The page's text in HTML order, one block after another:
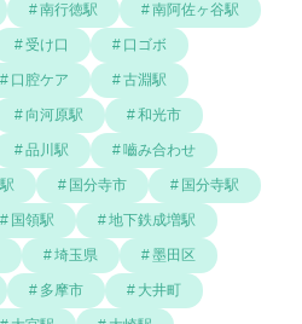
南行徳駅 南阿佐ヶ谷駅
受け口 口ゴボ
口腔ケア 古淵駅
向河原駅 和光市
品川駅 嚙み合わせ
国分寺市 国分寺駅
国領駅 地下鉄成増駅
埼玉県 墨田区
多摩市 大井町